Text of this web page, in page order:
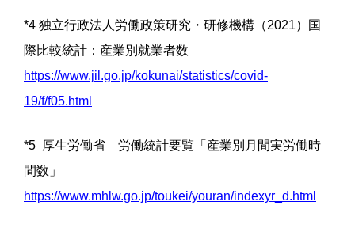
*4 独立行政法人労働政策研究・研修機構（2021）国
際比較統計：産業別就業者数
https://www.jil.go.jp/kokunai/statistics/covid-
19/f/f05.html
*5 厚生労働省 労働統計要覧「産業別月間実労働時
間数」
https://www.mhlw.go.jp/toukei/youran/indexyr_d.html